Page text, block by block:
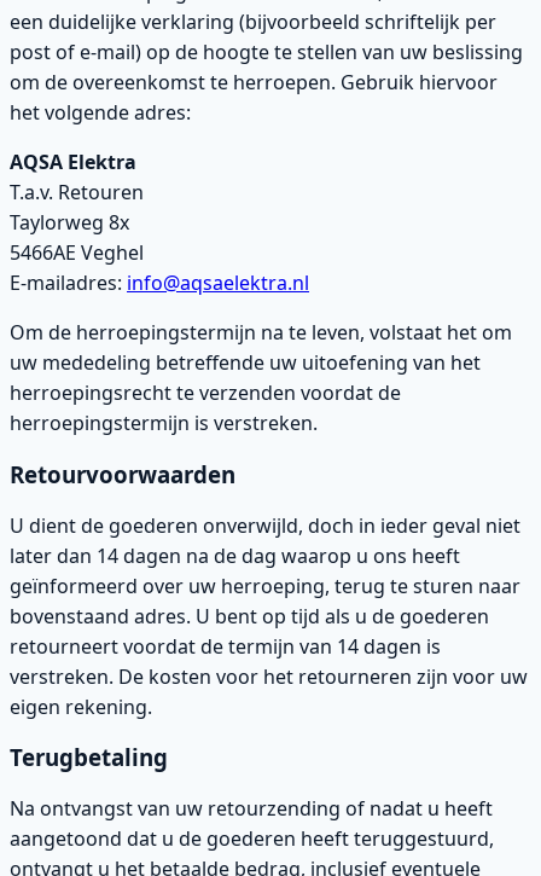
een duidelijke verklaring (bijvoorbeeld schriftelijk per
post of e-mail) op de hoogte te stellen van uw beslissing
om de overeenkomst te herroepen. Gebruik hiervoor
het volgende adres:
AQSA Elektra
T.a.v. Retouren
Taylorweg 8x
5466AE Veghel
E-mailadres: info@aqsaelektra.nl
Om de herroepingstermijn na te leven, volstaat het om
uw mededeling betreffende uw uitoefening van het
herroepingsrecht te verzenden voordat de
herroepingstermijn is verstreken.
Retourvoorwaarden
U dient de goederen onverwijld, doch in ieder geval niet
later dan 14 dagen na de dag waarop u ons heeft
geïnformeerd over uw herroeping, terug te sturen naar
bovenstaand adres. U bent op tijd als u de goederen
retourneert voordat de termijn van 14 dagen is
verstreken. De kosten voor het retourneren zijn voor uw
eigen rekening.
Terugbetaling
Na ontvangst van uw retourzending of nadat u heeft
aangetoond dat u de goederen heeft teruggestuurd,
ontvangt u het betaalde bedrag, inclusief eventuele